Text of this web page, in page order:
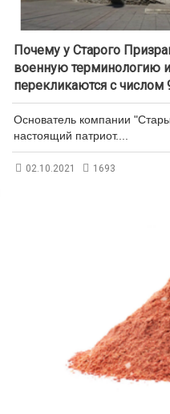
Почему у Старого
военную терминологию
перекликаются с числом
Основатель компании
настоящий патриот....
02.10.2021 1693